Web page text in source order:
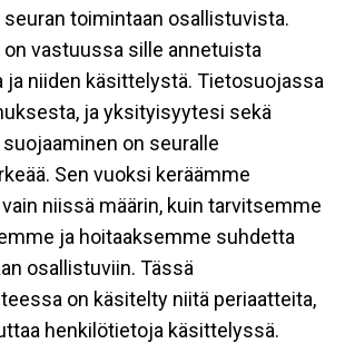
toimintaan osallistuvista.
vastuussa sille annetuista
ja niiden käsittelystä. Tietosuojassa
ja yksityisyytesi sekä
on seuralle
Sen vuoksi keräämme
niissä määrin, kuin tarvitsemme
ja hoitaaksemme suhdetta
osallistuviin. Tässä
on käsitelty niitä periaatteita,
henkilötietoja käsittelyssä.